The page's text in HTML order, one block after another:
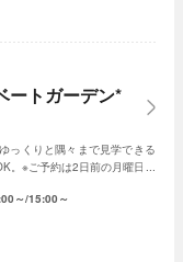
ートガーデン*
っくりと隅々まで見学できる
。※ご予約は2日前の月曜日ま
～ 15:00～